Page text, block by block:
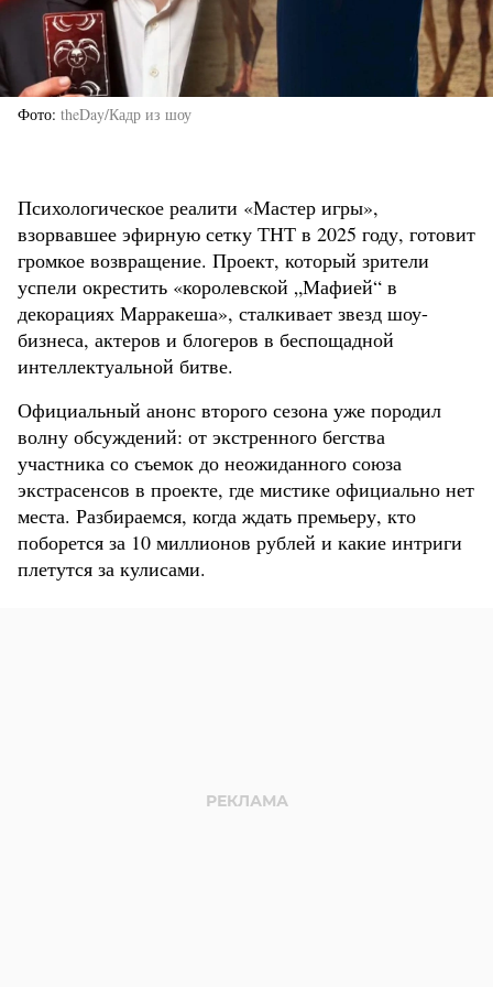
Фото theDay/Кадр из шоу
Психологическое реалити «Мастер игры»,
взорвавшее эфирную сетку ТНТ в 2025 году, готовит
громкое возвращение. Проект, который зрители
успели окрестить «королевской „Мафией“ в
декорациях Марракеша», сталкивает звезд шоу-
бизнеса, актеров и блогеров в беспощадной
интеллектуальной битве.
Официальный анонс второго сезона уже породил
волну обсуждений: от экстренного бегства
участника со съемок до неожиданного союза
экстрасенсов в проекте, где мистике официально нет
места. Разбираемся, когда ждать премьеру, кто
поборется за 10 миллионов рублей и какие интриги
плетутся за кулисами.